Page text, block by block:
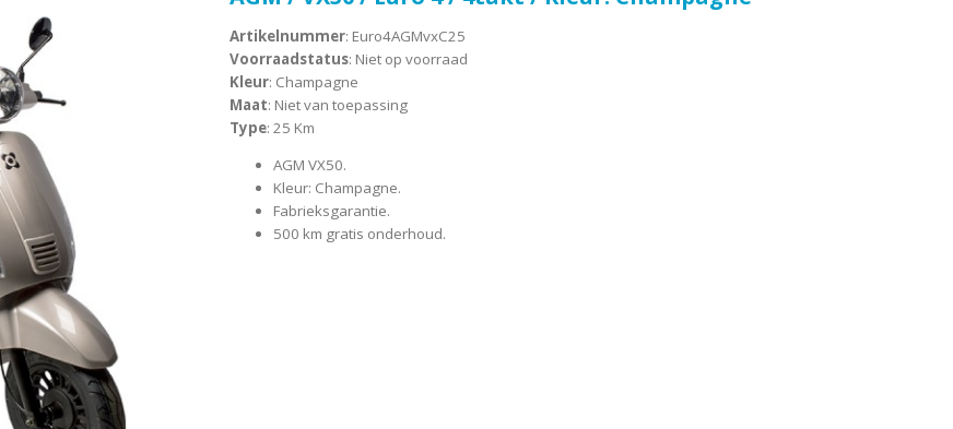
Artikelnummer: Euro4AGMvxC25
Voorraadstatus: Niet op voorraad
Kleur: Champagne
Maat: Niet van toepassing
Type: 25 Km
AGM VX50.
Kleur: Champagne.
Fabrieksgarantie.
500 km gratis onderhoud.